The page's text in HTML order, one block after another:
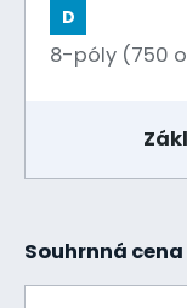
D
8-póly (750
Souhrnná